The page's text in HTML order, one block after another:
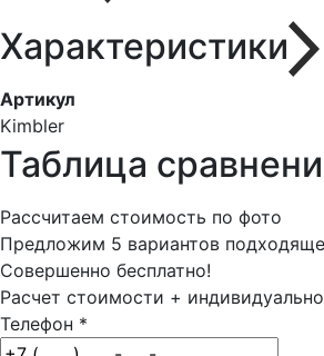
Характеристики
Артикул
Kimbler
Таблица
Рассчитаем стоимость по фото
Предложим 5 вариантов
Совершенно бесплатно!
Расчет стоимости +
Телефон *